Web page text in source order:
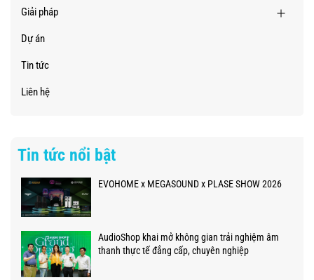
Giải pháp
Dự án
Tin tức
Liên hệ
Tin tức nổi bật
EVOHOME x MEGASOUND x PLASE SHOW 2026
AudioShop khai mở không gian trải nghiệm âm
thanh thực tế đẳng cấp, chuyên nghiệp